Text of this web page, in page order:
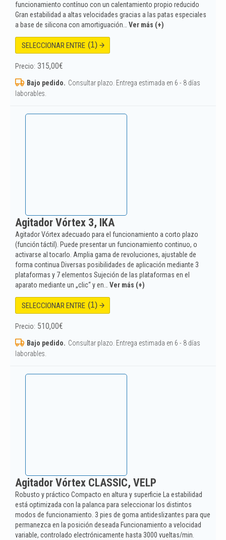
funcionamiento contínuo con un calentamiento propio reducido
Gran estabilidad a altas velocidades gracias a las patas especiales
a base de silicona con amortiguación… Ver más (+)
SELECCIONAR ENTRE (1)
Precio: 315,00€
Bajo pedido. Consultar plazo. Entrega estimada en 6 - 8 días
laborables.
Agitador Vórtex 3, IKA
Agitador Vórtex adecuado para el funcionamiento a corto plazo
(función táctil). Puede presentar un funcionamiento continuo, o
activarse al tocarlo. Amplia gama de revoluciones, ajustable de
forma continua Diversas posibilidades de aplicación mediante 3
plataformas y 7 elementos Sujeción de las plataformas en el
aparato mediante un „clic“ y en… Ver más (+)
SELECCIONAR ENTRE (1)
Precio: 510,00€
Bajo pedido. Consultar plazo. Entrega estimada en 6 - 8 días
laborables.
Agitador Vórtex CLASSIC, VELP
Robusto y práctico Compacto en altura y superficie La estabilidad
está optimizada con la palanca para seleccionar los distintos
modos de funcionamiento. 3 pies de goma antideslizantes para que
permanezca en la posición deseada Funcionamiento a velocidad
variable, controlado electrónicamente hasta 3000 vueltas/min.